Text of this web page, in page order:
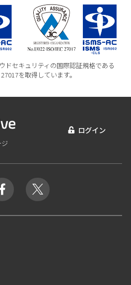
ドセキュリティの国際認証規格である
を取得しています。
ログイン